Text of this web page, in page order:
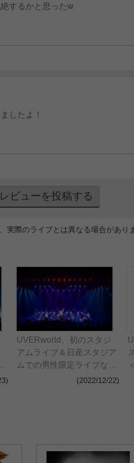
するかと思ったw
したよ！
レビューを投稿する
際のライブとは異なる場合があり
UVERworld、初のスタジ
アムライブ＆日産スタジア
ムでの男性限定ライブなど
の開催を発表 “TAKUYA∞
(2022/12/22)